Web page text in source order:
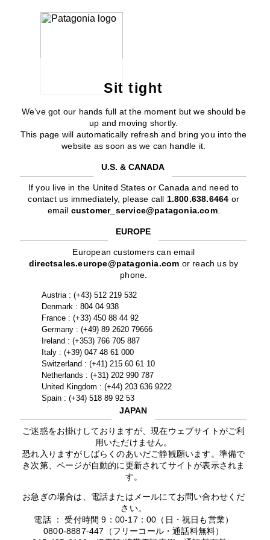
Sit tight
We’ve got our hands full at the moment but we should be
up and moving shortly.
This page will automatically refresh and bring you into the
website as soon as we can handle it.
U.S. & CANADA
If you live in the United States or Canada and need to
contact us immediately, please call 1.800.638.6464 or
email customer_service@patagonia.com.
EUROPE
European customers can email
directsales.europe@patagonia.com or reach us by
phone.
Austria : (+43) 512 219 532
Denmark : 804 04 938
France : (+33) 450 88 44 92
Germany : (+49) 89 2620 79666
Ireland : (+353) 766 705 887
Italy : (+39) 047 48 61 000
Switzerland : (+41) 215 60 61 10
Netherlands : (+31) 202 990 787
United Kingdom : (+44) 203 636 9222
Spain : (+34) 518 89 92 53
JAPAN
ご迷惑をお掛けしておりますが、現在ウェブサイトがご利
用いただけません。
恐れ入りますがしばらくのあいだご静観願います。準備で
き次第、ページが自動的に更新されてサイトが表示されま
す。
お急ぎの場合は、電話またはメールにてお問い合わせくだ
さい。
電話 ： 受付時間 9：00-17：00（日・祝日も営業）
0800-8887-447（フリーコール・通話料無料）